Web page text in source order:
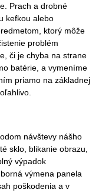
Prach a drobné
kefkou alebo
ktorý môže
problém
či je chyba na strane
batérie, a vymeníme
priamo na základnej
návštevy nášho
sklo, blikanie obrazu,
výpadok
výmena panela
poškodenia a v